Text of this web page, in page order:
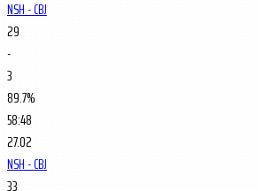
NSH - CBJ
29
-
3
89.7%
58:48
27.02
NSH - CBJ
33